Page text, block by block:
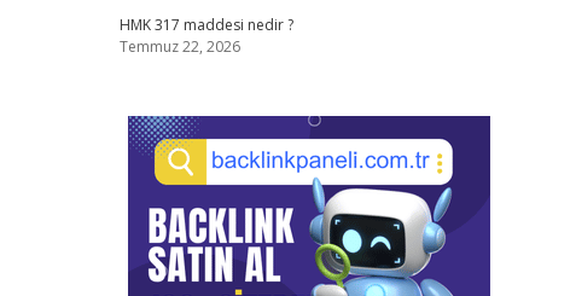
HMK 317 maddesi nedir ?
Temmuz 22, 2026